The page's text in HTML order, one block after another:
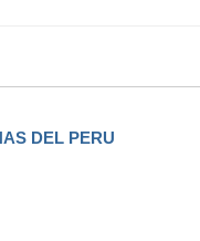
DEL PERU